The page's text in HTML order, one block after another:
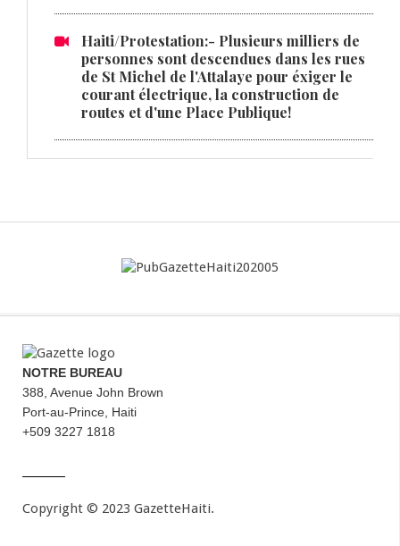
Haiti/Protestation:- Plusieurs milliers de
personnes sont descendues dans les rues
de St Michel de l'Attalaye pour éxiger le
courant électrique, la construction de
routes et d'une Place Publique!
NOTRE BUREAU
388, Avenue John Brown
Port-au-Prince, Haiti
+509 3227 1818
Copyright © 2023 GazetteHaiti.